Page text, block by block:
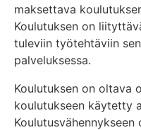
maksettava
Koulutuksen on
tuleviin työtehtäviin
palveluksessa.
Koulutuksen on oltava
koulutukseen käytetty